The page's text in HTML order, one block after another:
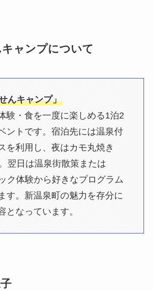
ャンプについて
んキャンプ」
験・食を一度に楽しめる1泊2
ントです。宿泊先には温泉付
を利用し、夜はカモ丸焼き
翌日は温泉街散策または
ク体験から好きなプログラム
す。新温泉町の魅力を存分に
となっています。